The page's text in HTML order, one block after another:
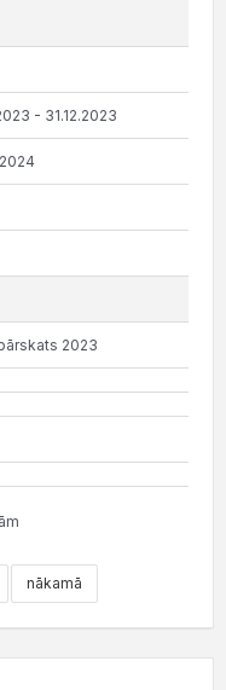
- 31.12.2023
2023
nākamā